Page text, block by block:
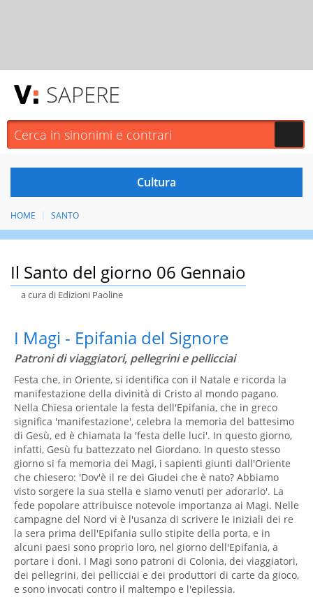
SAPERE
HOME SANTO
Il Santo del giorno 06 Gennaio
a cura di Edizioni Paoline
I Magi - Epifania del Signore
Patroni di viaggiatori, pellegrini e pellicciai
Festa che, in Oriente, si identifica con il Natale e ricorda la
manifestazione della divinità di Cristo al mondo pagano.
Nella Chiesa orientale la festa dell'Epifania, che in greco
significa 'manifestazione', celebra la memoria del battesimo
di Gesù, ed è chiamata la 'festa delle luci'. In questo giorno,
infatti, Gesù fu battezzato nel Giordano. In questo stesso
giorno si fa memoria dei Magi, i sapienti giunti dall'Oriente
che chiesero: 'Dov'è il re dei Giudei che è nato? Abbiamo
visto sorgere la sua stella e siamo venuti per adorarlo'. La
fede popolare attribuisce notevole importanza ai Magi. Nelle
campagne del Nord vi è l'usanza di scrivere le iniziali dei re
la sera prima dell'Epifania sullo stipite della porta, e in
alcuni paesi sono proprio loro, nel giorno dell'Epifania, a
portare i doni. I Magi sono patroni di Colonia, dei viaggiatori,
dei pellegrini, dei pellicciai e dei produttori di carte da gioco,
e sono invocati contro il maltempo e l'epilessia.